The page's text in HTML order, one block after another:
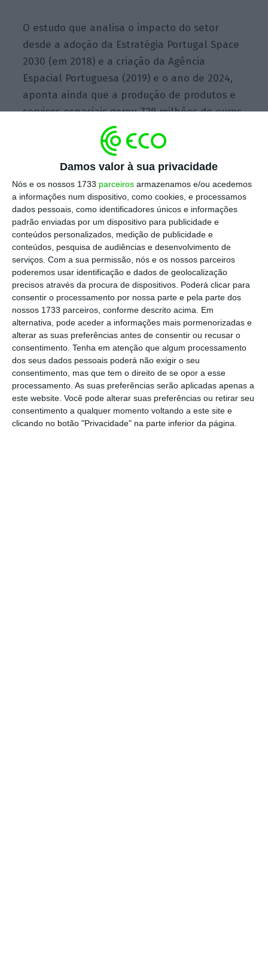
Damos valor à sua privacidade
Nós e os nossos 1733 parceiros armazenamos e/ou acedemos
a informações num dispositivo, como cookies, e processamos
dados pessoais, como identificadores únicos e informações
padrão enviadas por um dispositivo para publicidade e
conteúdos personalizados, medição de publicidade e
conteúdos, pesquisa de audiências e desenvolvimento de
serviços. Com a sua permissão, nós e os nossos parceiros
poderemos usar identificação e dados de geolocalização
precisos através da procura de dispositivos. Poderá clicar para
consentir o processamento por nossa parte e pela parte dos
nossos 1733 parceiros, conforme descrito acima. Em
alternativa, pode aceder a informações mais pormenorizadas e
alterar as suas preferências antes de consentir ou recusar o
consentimento. Tenha em atenção que algum processamento
dos seus dados pessoais poderá não exigir o seu
consentimento, mas que tem o direito de se opor a esse
processamento. As suas preferências serão aplicadas apenas a
este website. Você pode alterar suas preferências ou retirar seu
consentimento a qualquer momento voltando a este site e
clicando no botão "Privacidade" na parte inferior da página.
O estudo que analisa o impacto do setor
desde a adoção da Estratégia Portugal Space
2030 (em 2018) e a criação da Agência
Espacial Portuguesa (2019) e o ano de 2024,
aponta ainda que a produção de produtos e
serviços espaciais gerou 729 milhões de euros
em produção indireta através da cadeia de
abastecimento, valor a que soma 350 milhões
de euros em VAB indireto e criando mais cerca
de 1350 empregos por ano.
“Os salários auferidos pelos trabalhadores
diretos e indiretos voltaram a circular na
economia nacional, gerando mais 548 milhões
de euros em produção induzida,305 milhões
de euros em VAB induzido e apoiando
aproximadamente 935 postos de trabalho por
ano”, destaca ainda a análise.
Agência Espacial abre “roteiro” para astronauta
luso
Ler Mais
Feitas as contas, o estudo aponta que por